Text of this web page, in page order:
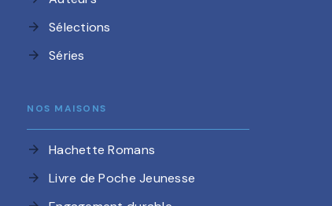
arrow_forward Sélections
arrow_forward Séries
NOS MAISONS
arrow_forward Hachette Romans
arrow_forward Livre de Poche Jeunesse